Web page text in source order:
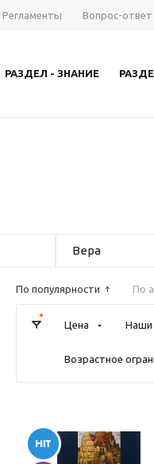
Регламенты Вопрос-ответ
РАЗДЕЛ - ЗНАНИЕ
Вера
По популярности По
Цена Наши
Возрастное